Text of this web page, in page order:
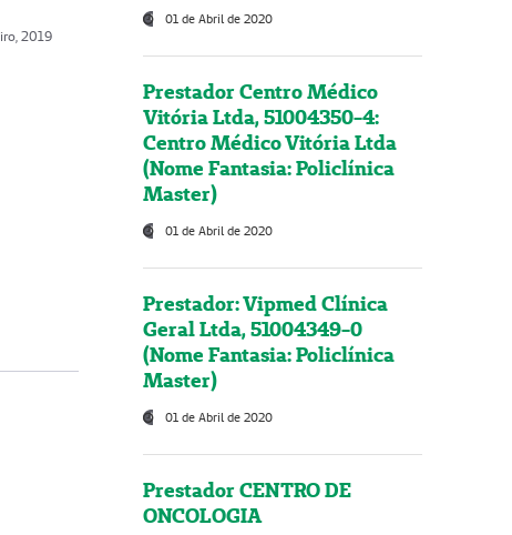
2019
01 de Abril de 2020
Prestador Centro Médico
Vitória Ltda, 51004350-4:
Centro Médico Vitória Ltda
(Nome Fantasia: Policlínica
Master)
01 de Abril de 2020
Prestador: Vipmed Clínica
Geral Ltda, 51004349-0
(Nome Fantasia: Policlínica
Master)
01 de Abril de 2020
Prestador CENTRO DE
ONCOLOGIA